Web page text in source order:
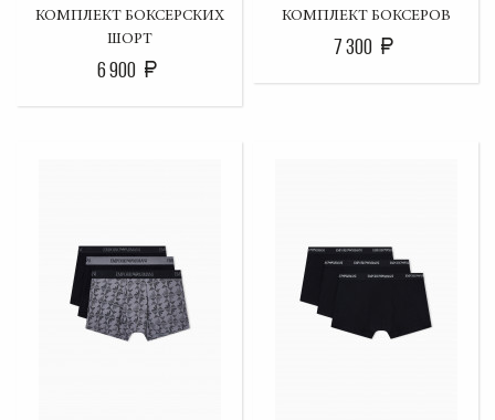
КОМПЛЕКТ БОКСЕРСКИХ
ШОРТ
6 900
КОМПЛЕКТ БОКСЕРОВ
7 300